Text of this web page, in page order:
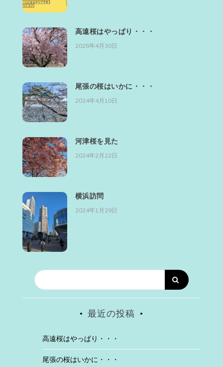
高遠桜はやっぱり・・・
2025年4月30日
尾張の桜はいかに・・・
2024年4月10日
河津桜を見た
2024年2月22日
横浜訪問
2024年1月29日
最近の投稿
高遠桜はやっぱり・・・
尾張の桜はいかに・・・